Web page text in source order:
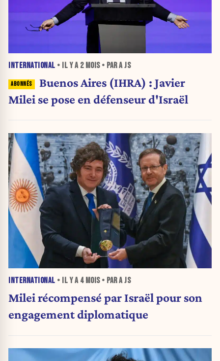
INTERNATIONAL • IL Y A 2 MOIS• PAR A JS
Buenos Aires (IHRA) : Javier
Milei se pose en défenseur d'Israël
INTERNATIONAL • IL Y A 4 MOIS• PAR A JS
Milei récompensé par Israël pour son
engagement diplomatique